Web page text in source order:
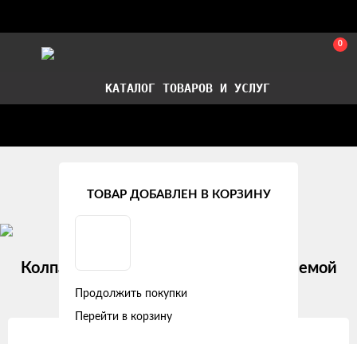
0
КАТАЛОГ ТОВАРОВ И УСЛУГ
Колпачки на шинный вентиль с эмблемой
«Триколор» (AVC-05)
ТОВАР ДОБАВЛЕН В КОРЗИНУ
Продолжить покупки
Перейти в корзину